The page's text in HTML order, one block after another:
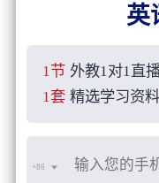
英
1节 外教1对1直
1套 精选学习资料
+86